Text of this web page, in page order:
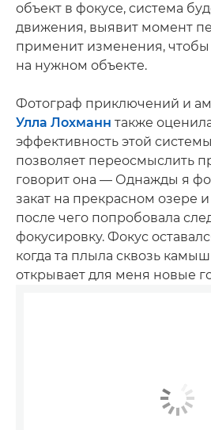
объект в фокусе, система
движения, выявит момент
применит изменения,
на нужном объекте.
Фотограф приключений и
Улла Лохманн также
эффективность этой
позволяет переосмыслить
говорит она — Однажды я
закат на прекрасном озере
после чего попробовала
фокусировку. Фокус
когда та плыла сквозь
открывает для меня новые